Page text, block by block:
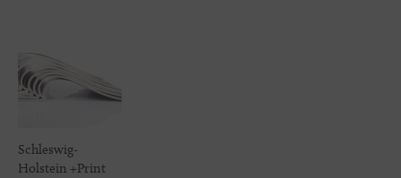
Schleswig-
Holstein +Print